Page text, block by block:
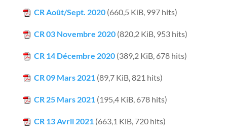
CR Août/Sept. 2020(660,5 KiB, 997 hits)
CR 03 Novembre 2020(820,2 KiB, 953 hits)
CR 14 Décembre 2020(389,2 KiB, 678 hits)
CR 09 Mars 2021 (89,7 KiB, 821 hits)
CR 25 Mars 2021 (195,4 KiB, 678 hits)
CR 13 Avril 2021 (663,1 KiB, 720 hits)